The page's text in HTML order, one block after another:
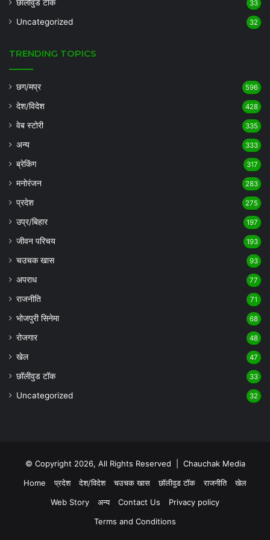
छॉलीवुड टॉक 33
Uncategorized 32
TRENDING TOPICS
छग/मप्र 596
देश/विदेश 428
वेब स्टोरी 335
अन्य 333
ब्रेकिंग 317
मनोरंजन 283
प्रदेश 275
उप्र/बिहार 197
जीवन परिचय 193
चउचक खास 93
अपराध 77
राजनीति 71
भोजपुरी सिनेमा 68
रोजगार 48
खेल 47
छॉलीवुड टॉक 33
Uncategorized 32
© Copyright 2026, All Rights Reserved | Chauchak Media
Home
प्रदेश देश/विदेश चउचक खास छॉलीवुड टॉक राजनीति
खेल
Web Story
अन्य Contact Us
Privacy policy
Terms and Conditions